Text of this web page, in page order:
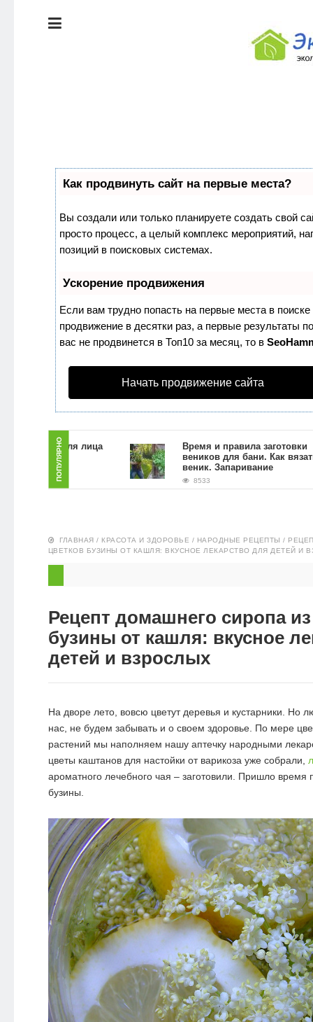
ЭКОЛОГИЯ
СТИЛЬ
ЖИЗНИ
ЭКОЛОГИЯ
КРАСОТА И
ЗДОРОВЬЕ
НОВОСТИ
Как продвинуть сайт на первые места?
Вы создали или только планируете создать свой
просто процесс, а целый комплекс мероприятий,
позиций в поисковых системах.
Ускорение продвижения
Если вам трудно попасть на первые места в
продвижение в десятки раз, а первые результаты
вас не продвинется в Топ10 за месяц, то в
Начать продвижение сайта
ПОПУЛЯРНО
скраб для лица
Время и правила заготовки
веников для бани. Как вязать
веник. Запаривание
8533
ГЛАВНАЯ / КРАСОТА И ЗДОРОВЬЕ / НАРОДНЫЕ РЕЦЕПТЫ /
ЦВЕТКОВ БУЗИНЫ ОТ КАШЛЯ: ВКУСНОЕ ЛЕКАРСТВО ДЛЯ ДЕТЕЙ И
Рецепт домашнего сиропа
бузины от кашля: вкусное
детей и взрослых
На дворе лето, вовсю цветут деревья и кустарники. Но
нас, не будем забывать и о своем здоровье. По мере
растений мы наполняем нашу аптечку народными
цветы каштанов для настойки от варикоза уже собрали,
ароматного лечебного чая – заготовили. Пришло время
бузины.